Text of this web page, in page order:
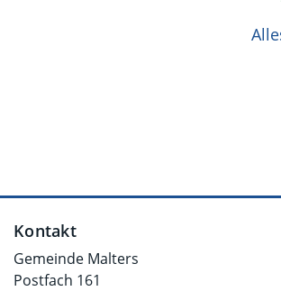
Fusszeile
Kontakt
Gemeinde Malters
Postfach 161